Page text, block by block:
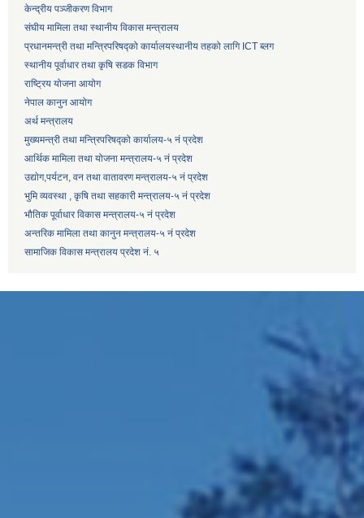
केन्द्रीय पञ्जीकरण विभाग
संघीय मामिला तथा स्थानीय विकास मन्त्रालय
प्रधानमन्त्री तथा मन्त्रिपरिषद्को कार्यालयस्थानीय तहको लागि ICT ब्लग
स्थानीय पूर्वाधार तथा कृषि सडक विभाग
राष्ट्रिय योजना आयोग
नेपाल कानुन आयोग
अर्थ मन्त्रालय
मुख्यमन्त्री तथा मन्त्रिपरिषद्को कार्यालय-५ नं प्रदेश
आर्थिक मामिला तथा योजना मन्त्रालय-५ नं प्रदेश
उद्याेग,पर्यटन, वन तथा वातावरण मन्त्रालय-५ नं प्रदेश
भुमि व्यवस्था , कृषि तथा सहकारी मन्त्रालय-५ नं प्रदेश
भौतिक पूर्वाधार विकास मन्त्रालय-५ नं प्रदेश
अन्तरिक मामिला तथा कानुन मन्त्रालय-५ नं प्रदेश
सामाजिक विकास मन्त्रालय प्रदेश नं. ५